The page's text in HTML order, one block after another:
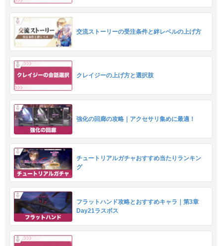
交流ストーリーの受注条件と絆レベルの上げ方
クレイジーの上げ方と選択肢
強化の回廊の攻略｜アクセサリ集めに最適！
チュートリアルガチャおすすめ当たりランキン
グ
フラットハンド攻略とおすすめキャラ｜第3章
Day21ラスボス